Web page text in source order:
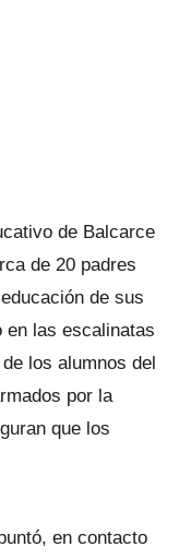
de Balcarce
de 20 padres
de sus
las escalinatas
los alumnos del
por la
que los
en contacto